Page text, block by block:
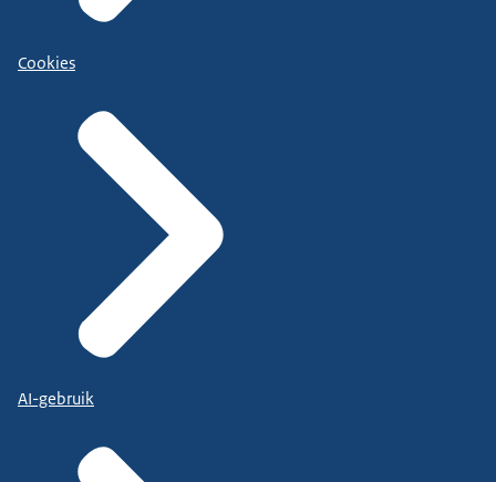
Cookies
AI-gebruik